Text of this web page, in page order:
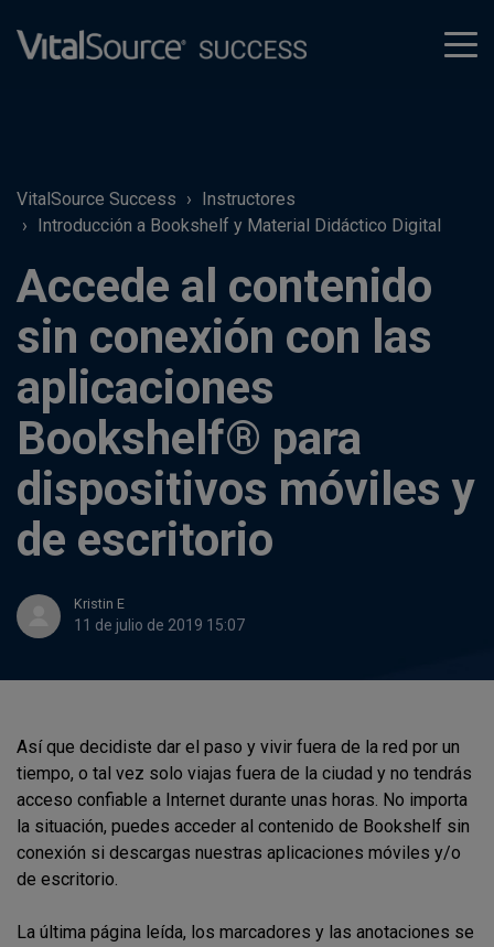
VitalSource Success
Instructores
Introducción a Bookshelf y Material Didáctico Digital
Accede al contenido
sin conexión con las
aplicaciones
Bookshelf® para
dispositivos móviles y
de escritorio
Kristin E
11 de julio de 2019 15:07
Así que decidiste dar el paso y vivir fuera de la red por un
tiempo, o tal vez solo viajas fuera de la ciudad y no tendrás
acceso confiable a Internet durante unas horas. No importa
la situación, puedes acceder al contenido de Bookshelf sin
conexión si descargas nuestras aplicaciones móviles y/o
de escritorio.
La última página leída, los marcadores y las anotaciones se